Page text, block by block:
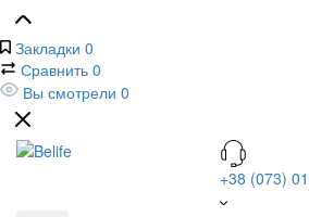
Закладки 0
Сравнить 0
Вы смотрели 0
+38 (073)